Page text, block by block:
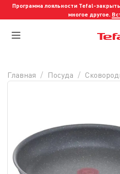
Программа лояльности Tefal-
многое другое.
Главная Посуда